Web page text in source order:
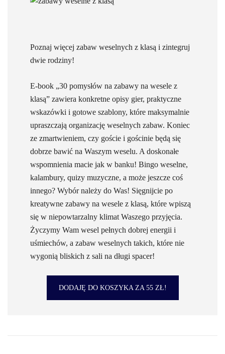
Poznaj więcej zabaw weselnych z klasą i zintegruj
dwie rodziny!
E-book „30 pomysłów na zabawy na wesele z
klasą” zawiera konkretne opisy gier, praktyczne
wskazówki i gotowe szablony, które maksymalnie
upraszczają organizację weselnych zabaw. Koniec
ze zmartwieniem, czy goście i gościnie będą się
dobrze bawić na Waszym weselu. A doskonałe
wspomnienia macie jak w banku! Bingo weselne,
kalambury, quizy muzyczne, a może jeszcze coś
innego? Wybór należy do Was! Sięgnijcie po
kreatywne zabawy na wesele z klasą, które wpiszą
się w niepowtarzalny klimat Waszego przyjęcia.
Życzymy Wam wesel pełnych dobrej energii i
uśmiechów, a zabaw weselnych takich, które nie
wygonią bliskich z sali na długi spacer!
DODAJĘ DO KOSZYKA ZA 55 ZŁ!